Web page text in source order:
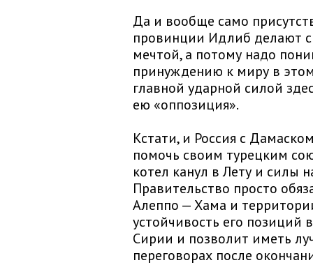
Да и вообще само
провинции Идлиб делают
мечтой, а потому надо
принуждению к миру в
главной ударной силой
ею «оппозиция».
Кстати, и Россия с
помочь своим турецким
котел канул в Лету и силы
Правительство просто
Алеппо — Хама и
устойчивость его позиций
Сирии и позволит иметь
переговорах после